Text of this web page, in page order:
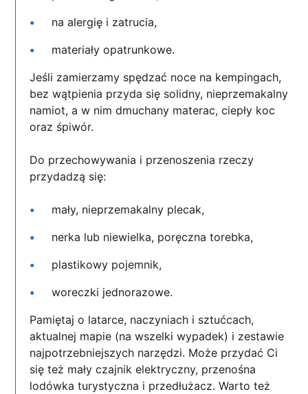
na alergię i zatrucia,
materiały opatrunkowe.
Jeśli zamierzamy spędzać noce na kempingach,
bez wątpienia przyda się solidny, nieprzemakalny
namiot, a w nim dmuchany materac, ciepły koc
oraz śpiwór.
Do przechowywania i przenoszenia rzeczy
przydadzą się:
mały, nieprzemakalny plecak,
nerka lub niewielka, poręczna torebka,
plastikowy pojemnik,
woreczki jednorazowe.
Pamiętaj o latarce, naczyniach i sztućcach,
aktualnej mapie (na wszelki wypadek) i zestawie
najpotrzebniejszych narzędzi. Może przydać Ci
się też mały czajnik elektryczny, przenośna
lodówka turystyczna i przedłużacz. Warto też